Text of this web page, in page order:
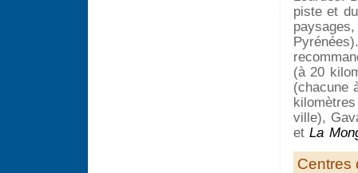
piste et
(à 20
(chacune
ville),
etLa
Centres